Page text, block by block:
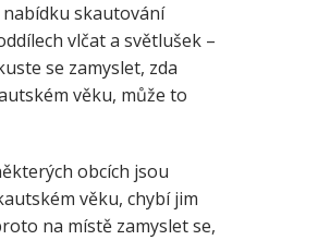
skautování
vlčat a světlušek –
se zamyslet, zda
věku, může to
obcích jsou
věku, chybí jim
na místě zamyslet se,